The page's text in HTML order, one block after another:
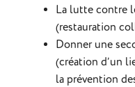
La lutte contre
(restauration
Donner une
(création d’un
la prévention